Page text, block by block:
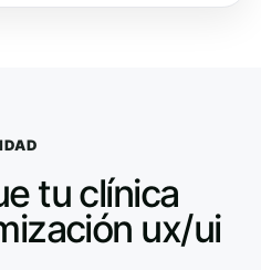
tu clínica
ux/ui